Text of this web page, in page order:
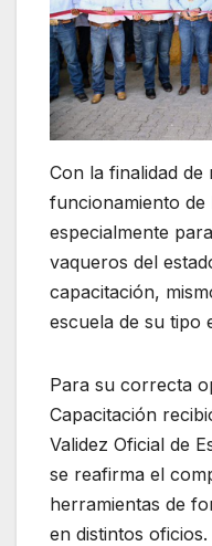
Con la finalidad
funcionamiento
especialmente
vaqueros del
capacitación,
escuela de su tipo
Para su correcta
Capacitación
Validez Oficial de
se reafirma el
herramientas de
en distintos